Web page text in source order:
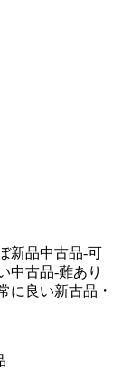
新品中古品-可
中古品-難あり
に良い新古品・